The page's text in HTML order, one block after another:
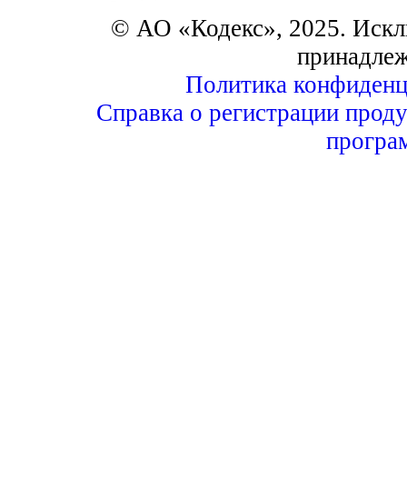
© АО «Кодекс», 2025.
Политика
Справка о регистрации